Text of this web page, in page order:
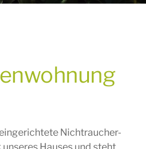
Nichtraucher-